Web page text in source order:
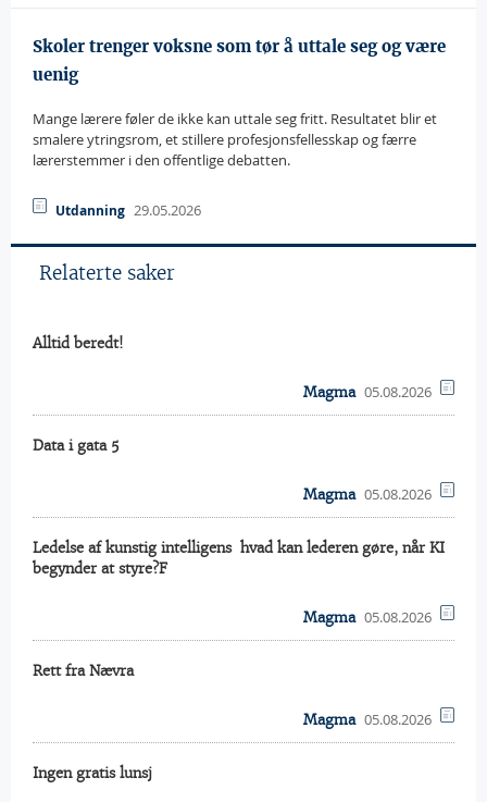
Skoler trenger voksne som tør å uttale seg og være
uenig
Mange lærere føler de ikke kan uttale seg fritt. Resultatet blir et
smalere ytringsrom, et stillere profesjonsfellesskap og færre
lærerstemmer i den offentlige debatten.
Utdanning 29.05.2026
Relaterte saker
Alltid beredt!
Magma 05.08.2026
Data i gata 5
Magma 05.08.2026
Ledelse af kunstig intelligens  hvad kan lederen gøre, når KI
begynder at styre?F
Magma 05.08.2026
Rett fra Nævra
Magma 05.08.2026
Ingen gratis lunsj